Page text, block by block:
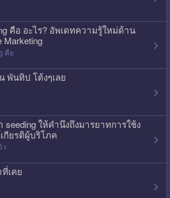
คือ อะไร? อัพเดทความรู้ใหม่ด้าน
Marketing
คือ
พันทิป โต้งๆเลย
seeding ให้คำนึงถึงมารยาทการใช้ง
กียรติผู้บริโภค
ว
ที่เคย